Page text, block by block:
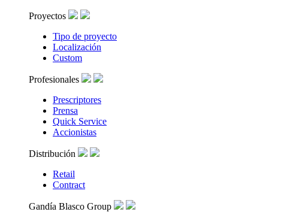
Proyectos
Tipo de proyecto
Localización
Custom
Profesionales
Prescriptores
Prensa
Quick Service
Accionistas
Distribución
Retail
Contract
Gandía Blasco Group